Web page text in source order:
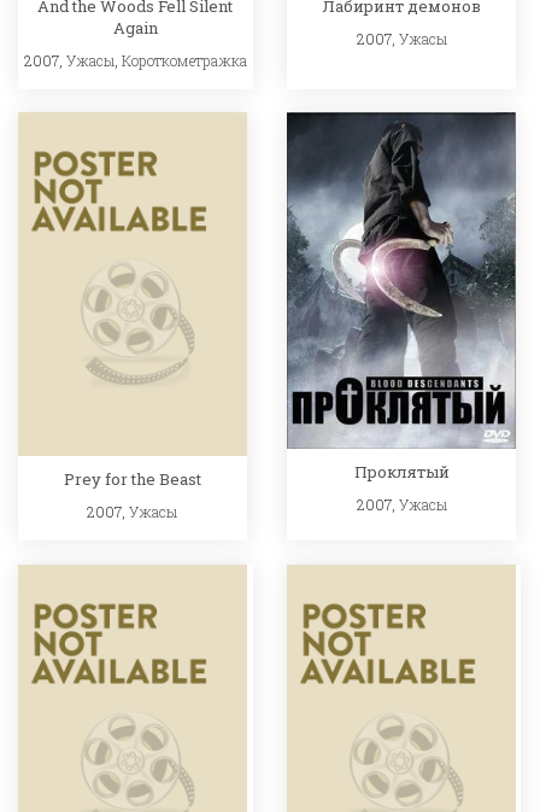
And the Woods Fell Silent
Again
2007, Ужасы Короткометражка
Лабиринт демонов
2007, Ужасы
Prey for the Beast
2007,Ужасы
Проклятый
2007, Ужасы